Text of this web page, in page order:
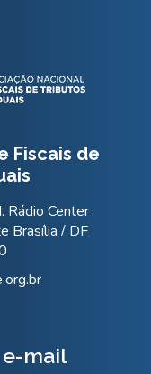
Fiscais de
Rádio Center
Brasília / DF
e-mail